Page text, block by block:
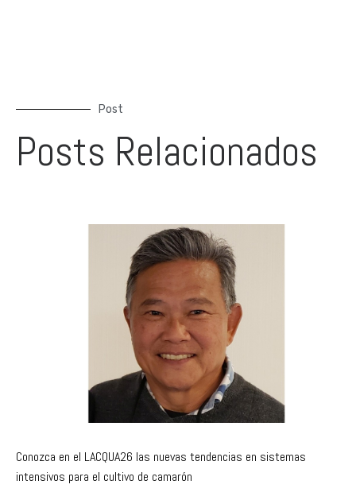
Post
Posts Relacionados
Conozca en el LACQUA26 las nuevas tendencias en sistemas
intensivos para el cultivo de camarón